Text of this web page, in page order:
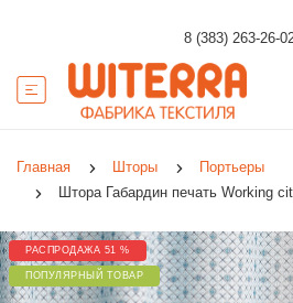
8 (383) 263-26-
Главная Шторы
Портьеры
Штора Габардин печать Working
РАСПРОДАЖА 51 %
ПОПУЛЯРНЫЙ ТОВАР